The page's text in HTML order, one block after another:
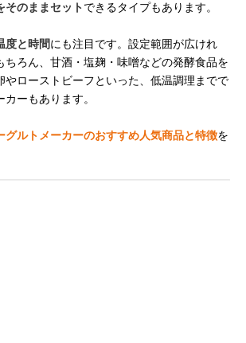
そのままセットできるタイプもあります。
度と時間にも注目です。設定範囲が広けれ
ちろん、甘酒・塩麹・味噌などの発酵食品を
やローストビーフといった、低温調理までで
ーもあります。
グルトメーカーのおすすめ人気商品と特徴を